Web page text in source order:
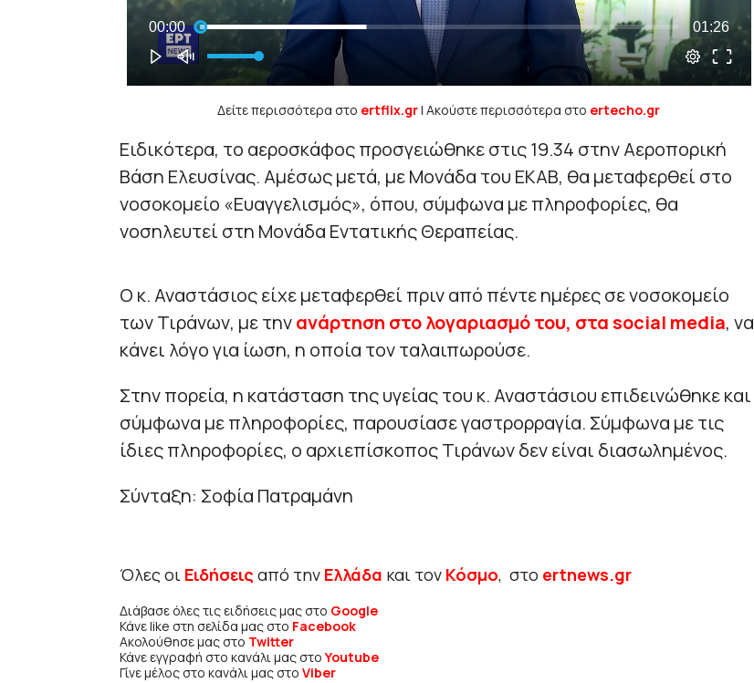
Δείτε περισσότερα στο ertflix.gr| Ακούστε περισσότερα στο ertecho.gr
Ειδικότερα, το αεροσκάφος προσγειώθηκε στις 19.34 στην Αεροπορική
Βάση Ελευσίνας. Αμέσως μετά, με Μονάδα του ΕΚΑΒ, θα μεταφερθεί στο
νοσοκομείο «Ευαγγελισμός», όπου, σύμφωνα με πληροφορίες, θα
νοσηλευτεί στη Μονάδα Εντατικής Θεραπείας.
Ο κ. Αναστάσιος είχε μεταφερθεί πριν από πέντε ημέρες σε νοσοκομείο
των Τιράνων, με τηνανάρτηση στο λογαριασμό του, στα social media, να
κάνει λόγο για ίωση, η οποία τον ταλαιπωρούσε.
Στην πορεία, η κατάσταση της υγείας του κ. Αναστάσιου επιδεινώθηκε και
σύμφωνα με πληροφορίες, παρουσίασε γαστρορραγία. Σύμφωνα με τις
ίδιες πληροφορίες, ο αρχιεπίσκοπος Τιράνων δεν είναι διασωλημένος.
Σύνταξη: Σοφία Πατραμάνη
Όλες οι Ειδήσεις από την Ελλάδα και τον Κόσμο, στο ertnews.gr
Διάβασε όλες τις ειδήσεις μας στο Google
Κάνε like στη σελίδα μας στο Facebook
Ακολούθησε μας στο Twitter
Κάνε εγγραφή στο κανάλι μας στοYoutube
Γίνε μέλος στο κανάλι μας στο Viber